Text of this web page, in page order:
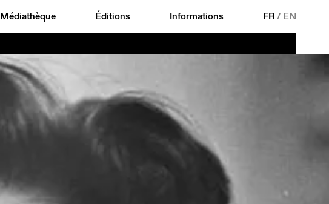
Médiathèque Éditions Informations FR/ EN